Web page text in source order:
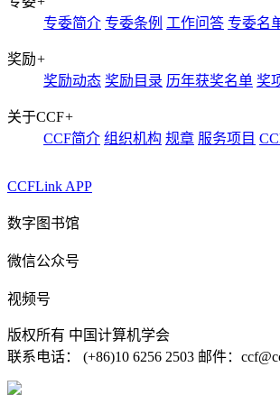
专委简介 专委条例 工作问答 专委名
奖励+
奖励动态 奖励目录 历年获奖名单 奖
关于CCF+
CCF简介 组织机构 规章 服务项目
CCFLink APP
数字图书馆
微信公众号
视频号
版权所有 中国计算机学会
联系电话： (+86)10 6256 2503 邮件：